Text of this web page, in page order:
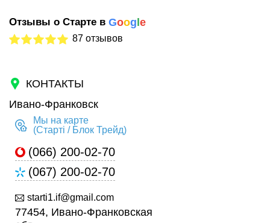
Отзывы о Старте в Goog e
87 отзывов
КОНТАКТЫ
Ивано-Франковск
Мы на карте
(Старті / Блок Трейд)
(066) 200-02-70
(067) 200-02-70
starti1.if@gmail.com
77454, Ивано-Франковская